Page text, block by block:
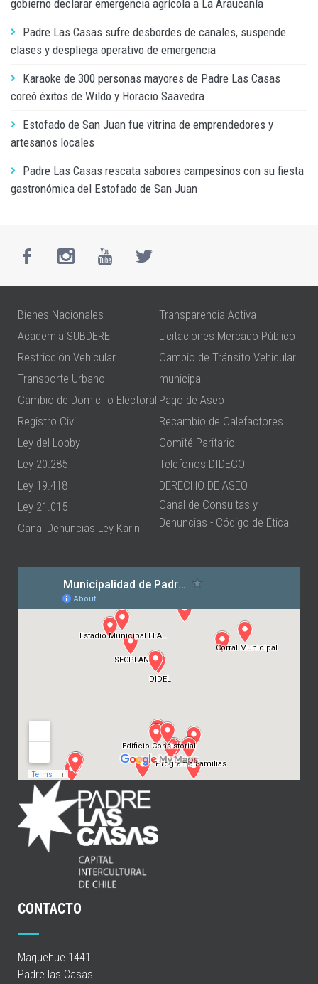
gobierno declarar emergencia agrícola a La Araucanía
Padre Las Casas sufre desbordes de canales, suspende
clases y despliega operativo de emergencia
Karaoke de 300 personas mayores de Padre Las Casas
coreó éxitos de Wildo y Horacio Saavedra
Estofado de San Juan fue vitrina de emprendedores y
artesanos locales
Padre Las Casas rescata sabores campesinos con su fiesta
gastronómica del Estofado de San Juan
Bienes Nacionales
Academia SUBDERE
Restricción Vehicular
Transporte Urbano
Cambio de Domicilio Electoral
Registro Civil
Ley del Lobby
Ley 20.285
Ley 19.418
Ley 21.015
Canal Denuncias Ley Karin
Transparencia Activa
Licitaciones Mercado Público
Cambio de Tránsito Vehicular
municipal
Pago de Aseo
Recambio de Calefactores
Comité Paritario
Telefonos DIDECO
DERECHO DE ASEO
Canal de Consultas y
Denuncias - Código de Ética
CONTACTO
Maquehue 1441
Padre las Casas